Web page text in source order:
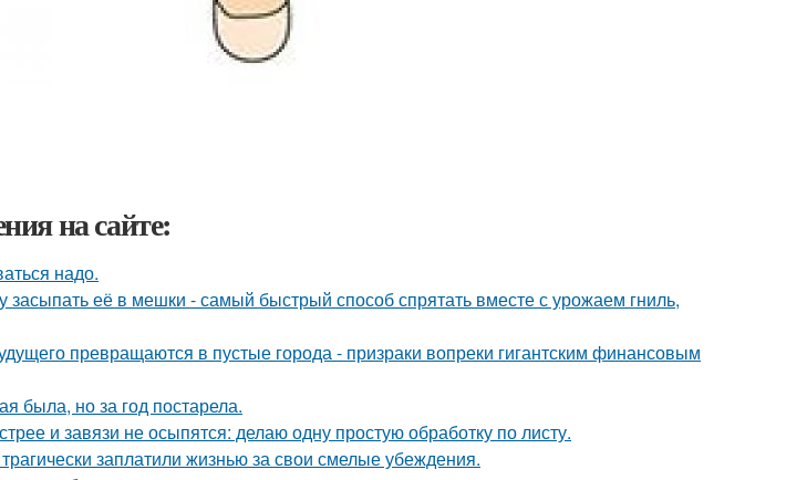
на сайте:
надо.
засыпать её в мешки - самый быстрый способ спрятать вместе с урожаем гниль,
превращаются в пустые города - призраки вопреки гигантским финансовым
была, но за год постарела.
и завязи не осыпятся: делаю одну простую обработку по листу.
заплатили жизнью за свои смелые убеждения.